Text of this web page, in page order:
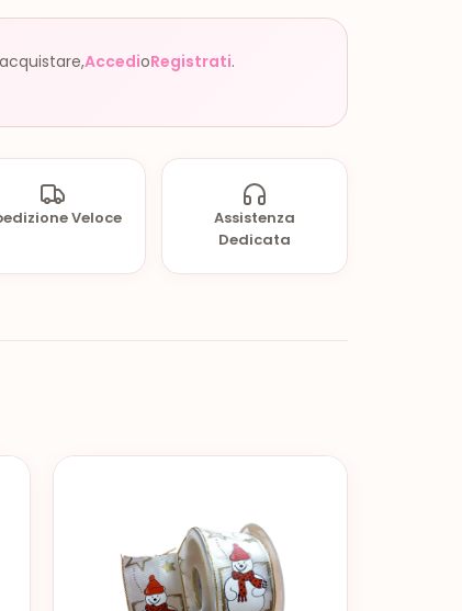
AccedioRegistrati.
Veloce
Assistenza
Dedicata